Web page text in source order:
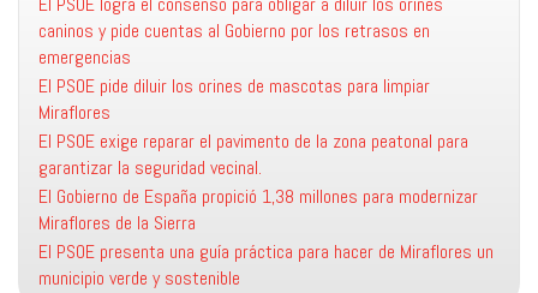
caninos y pide cuentas al Gobierno por los retrasos en
emergencias
El PSOE pide diluir los orines de mascotas para limpiar
Miraflores
El PSOE exige reparar el pavimento de la zona peatonal para
garantizar la seguridad vecinal.
El Gobierno de España propició 1,38 millones para modernizar
Miraflores de la Sierra
El PSOE presenta una guía práctica para hacer de Miraflores un
municipio verde y sostenible